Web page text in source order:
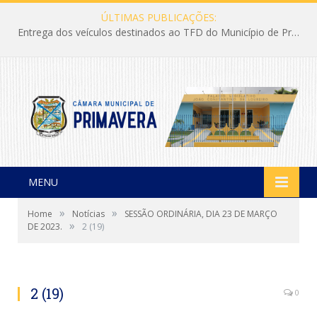
ÚLTIMAS PUBLICAÇÕES:
Entrega dos veículos destinados ao TFD do Município de Primavera
MENU
Home » Notícias »
SESSÃO ORDINÁRIA, DIA 23 DE MARÇO
DE 2023.
» 2 (19)
2 (19) 0